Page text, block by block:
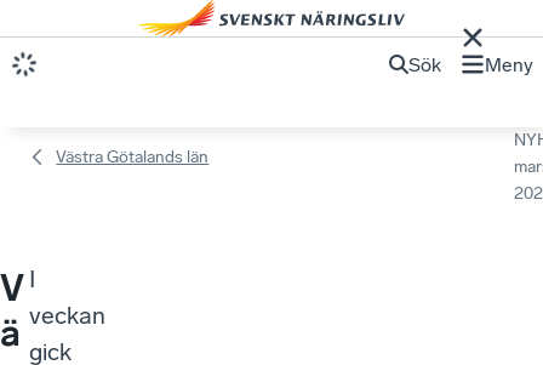
Sök Meny
Västra Götalands län
V
ä
I
veckan
gick